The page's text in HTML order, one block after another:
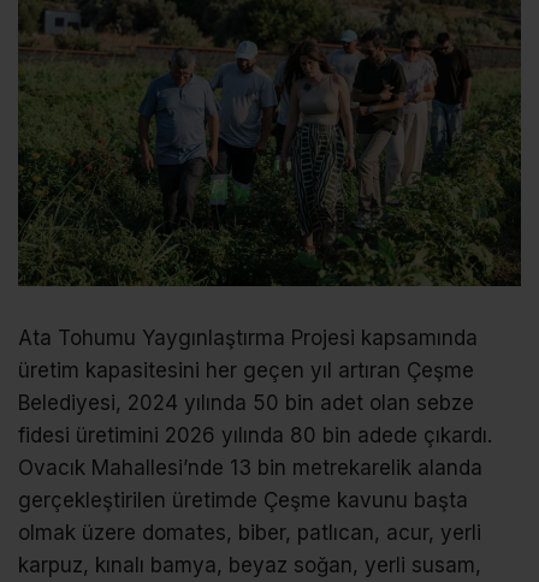
Ata Tohumu Yaygınlaştırma Projesi kapsamında
üretim kapasitesini her geçen yıl artıran Çeşme
Belediyesi, 2024 yılında 50 bin adet olan sebze
fidesi üretimini 2026 yılında 80 bin adede çıkardı.
Ovacık Mahallesi’nde 13 bin metrekarelik alanda
gerçekleştirilen üretimde Çeşme kavunu başta
olmak üzere domates, biber, patlıcan, acur, yerli
karpuz, kınalı bamya, beyaz soğan, yerli susam,